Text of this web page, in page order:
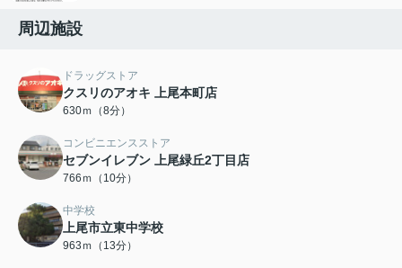
周辺施設
ドラッグストア
クスリのアオキ 上尾本町店
630ｍ（8分）
コンビニエンスストア
セブンイレブン 上尾緑丘2丁目店
766ｍ（10分）
中学校
上尾市立東中学校
963ｍ（13分）